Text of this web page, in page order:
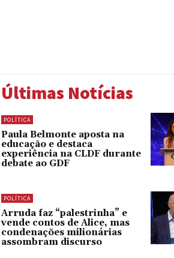
Últimas Notícias
POLÍTICA
Paula Belmonte aposta na
educação e destaca
experiência na CLDF durante
debate ao GDF
POLÍTICA
Arruda faz “palestrinha” e
vende contos de Alice, mas
condenações milionárias
assombram discurso